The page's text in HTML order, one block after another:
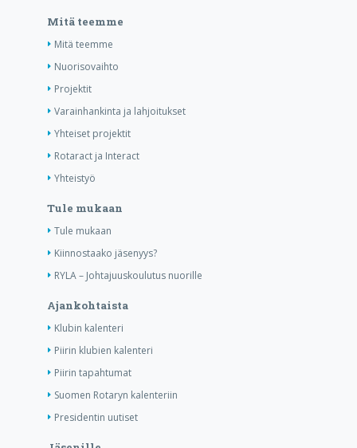
Mitä teemme
Mitä teemme
Nuorisovaihto
Projektit
Varainhankinta ja lahjoitukset
Yhteiset projektit
Rotaract ja Interact
Yhteistyö
Tule mukaan
Tule mukaan
Kiinnostaako jäsenyys?
RYLA – Johtajuuskoulutus nuorille
Ajankohtaista
Klubin kalenteri
Piirin klubien kalenteri
Piirin tapahtumat
Suomen Rotaryn kalenteriin
Presidentin uutiset